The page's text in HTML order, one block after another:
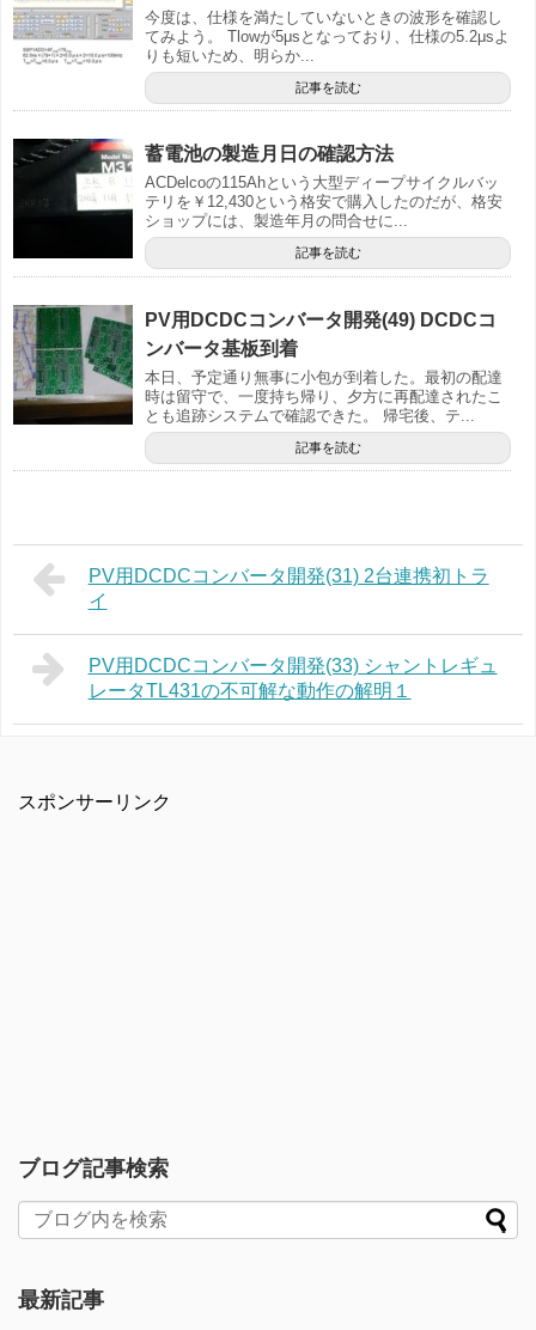
今度は、仕様を満たしていないときの波形を確認し
てみよう。 Tlowが5μsとなっており、仕様の5.2μsよ
りも短いため、明らか...
記事を読む
蓄電池の製造月日の確認方法
ACDelcoの115Ahという大型ディープサイクルバッ
テリを￥12,430という格安で購入したのだが、格安
ショップには、製造年月の問合せに...
記事を読む
PV用DCDCコンバータ開発(49) DCDCコ
ンバータ基板到着
本日、予定通り無事に小包が到着した。最初の配達
時は留守で、一度持ち帰り、夕方に再配達されたこ
とも追跡システムで確認できた。 帰宅後、テ...
記事を読む
PV用DCDCコンバータ開発(31) 2台連携初トラ
イ
PV用DCDCコンバータ開発(33) シャントレギュ
レータTL431の不可解な動作の解明１
スポンサーリンク
ブログ記事検索
最新記事